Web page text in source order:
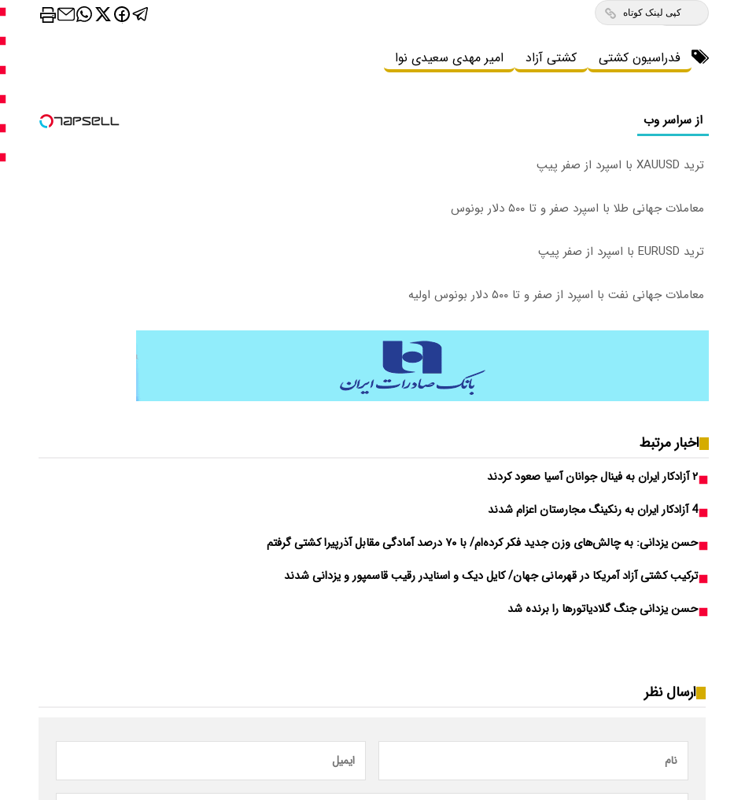
کپی لینک کوتاه
فدراسیون کشتی کشتی آزاد امیر مهدی سعیدی نوا
از سراسر وب
ترید XAUUSD با اسپرد از صفر پیپ
معاملات جهانی طلا با اسپرد صفر و تا ۵۰۰ دلار بونوس
ترید EURUSD با اسپرد از صفر پیپ
معاملات جهانی نفت با اسپرد از صفر و تا ۵۰۰ دلار بونوس اولیه
اخبار مرتبط
۲ آزادکار ایران به فینال جوانان آسیا صعود کردند
4 آزادکار ایران به رنکینگ مجارستان اعزام شدند
حسن یزدانی: به چالش‌های وزن جدید فکر کرده‌ام/ با ۷۰ درصد آمادگی مقابل آذرپیرا کشتی گرفتم
ترکیب کشتی آزاد آمریکا در قهرمانی جهان/ کایل دیک و اسنایدر رقیب قاسمپور و یزدانی شدند
حسن یزدانی جنگ گلادیاتورها را برنده شد
ارسال نظر